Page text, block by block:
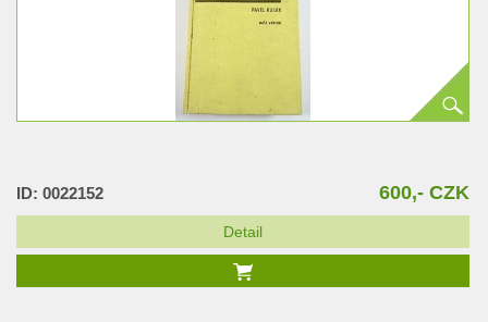
ID: 0022152 600,- CZK
Detail